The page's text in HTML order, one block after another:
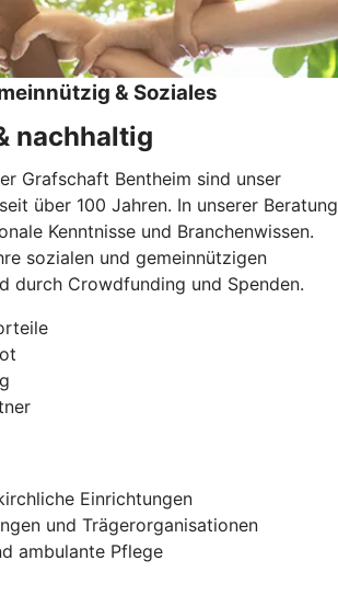
& Soziales
nachhaltig
Grafschaft Bentheim sind unser
über 100 Jahren. In unserer Beratung
Kenntnisse und Branchenwissen.
sozialen und gemeinnützigen
durch Crowdfunding und Spenden.
Einrichtungen
und Trägerorganisationen
ambulante Pflege